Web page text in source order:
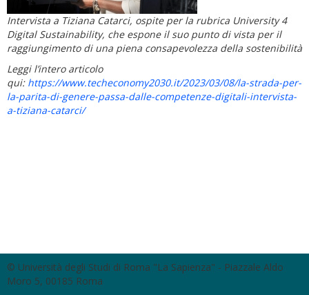
Intervista a Tiziana Catarci, ospite per la rubrica University 4
Digital Sustainability, che espone il suo punto di vista per il
raggiungimento di una piena consapevolezza della sostenibilità
Leggi l’intero articolo
qui: https://www.techeconomy2030.it/2023/03/08/la-strada-per-
la-parita-di-genere-passa-dalle-competenze-digitali-intervista-
a-tiziana-catarci/
© Università degli Studi di Roma "La Sapienza" - Piazzale Aldo
Moro 5, 00185 Roma